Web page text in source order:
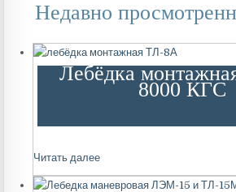
Недавно
Лебёдка
8000 КГС
Читать далее